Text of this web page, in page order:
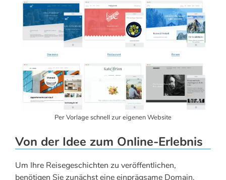
Per Vorlage schnell zur eigenen Website
Von der Idee zum Online-Erlebnis
Um Ihre Reisegeschichten zu veröffentlichen,
benötigen Sie zunächst eine einprägsame Domain.